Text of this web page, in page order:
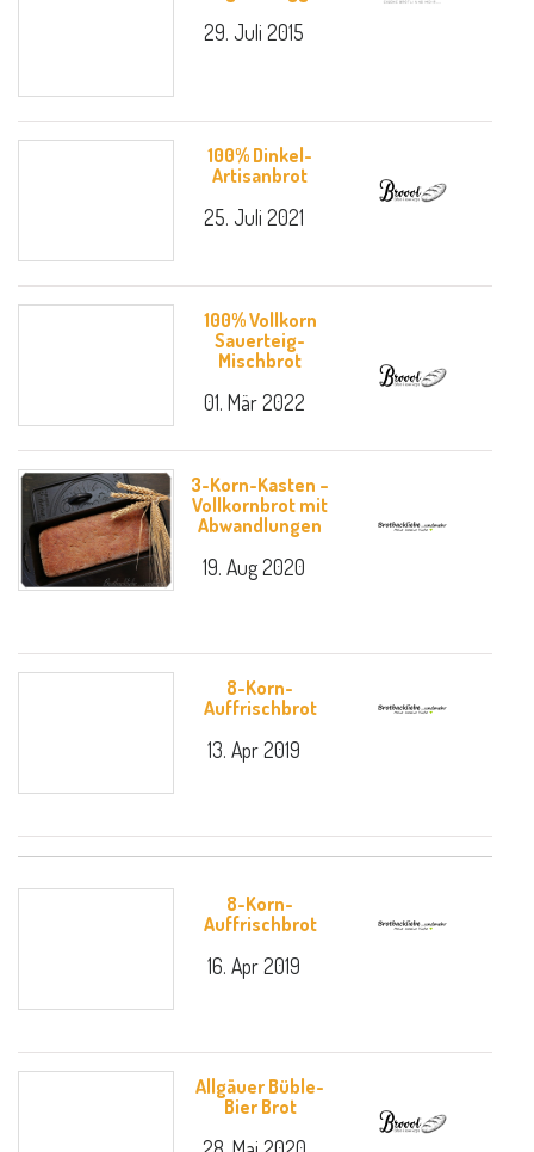
29. Juli 2015
100% Dinkel-
Artisanbrot
25. Juli 2021
100% Vollkorn
Sauerteig-
Mischbrot
01. Mär 2022
3-Korn-Kasten –
Vollkornbrot mit
Abwandlungen
19. Aug 2020
8-Korn-
Auffrischbrot
13. Apr 2019
8-Korn-
Auffrischbrot
16. Apr 2019
Allgäuer Büble-
Bier Brot